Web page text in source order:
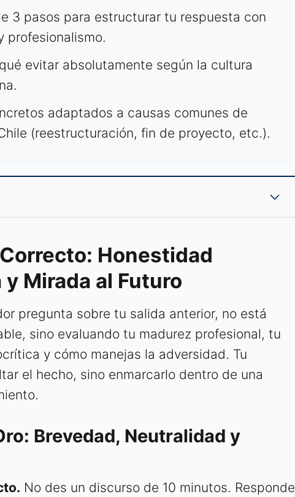
3 pasos para estructurar tu respuesta con
profesionalismo.
evitar absolutamente según la cultura
adaptados a causas comunes de
(reestructuración, fin de proyecto, etc.).
Honestidad
Mirada al Futuro
pregunta sobre tu salida anterior, no está
sino evaluando tu madurez profesional, tu
y cómo manejas la adversidad. Tu
el hecho, sino enmarcarlo dentro de una
Brevedad, Neutralidad y
No des un discurso de 10 minutos. Responde